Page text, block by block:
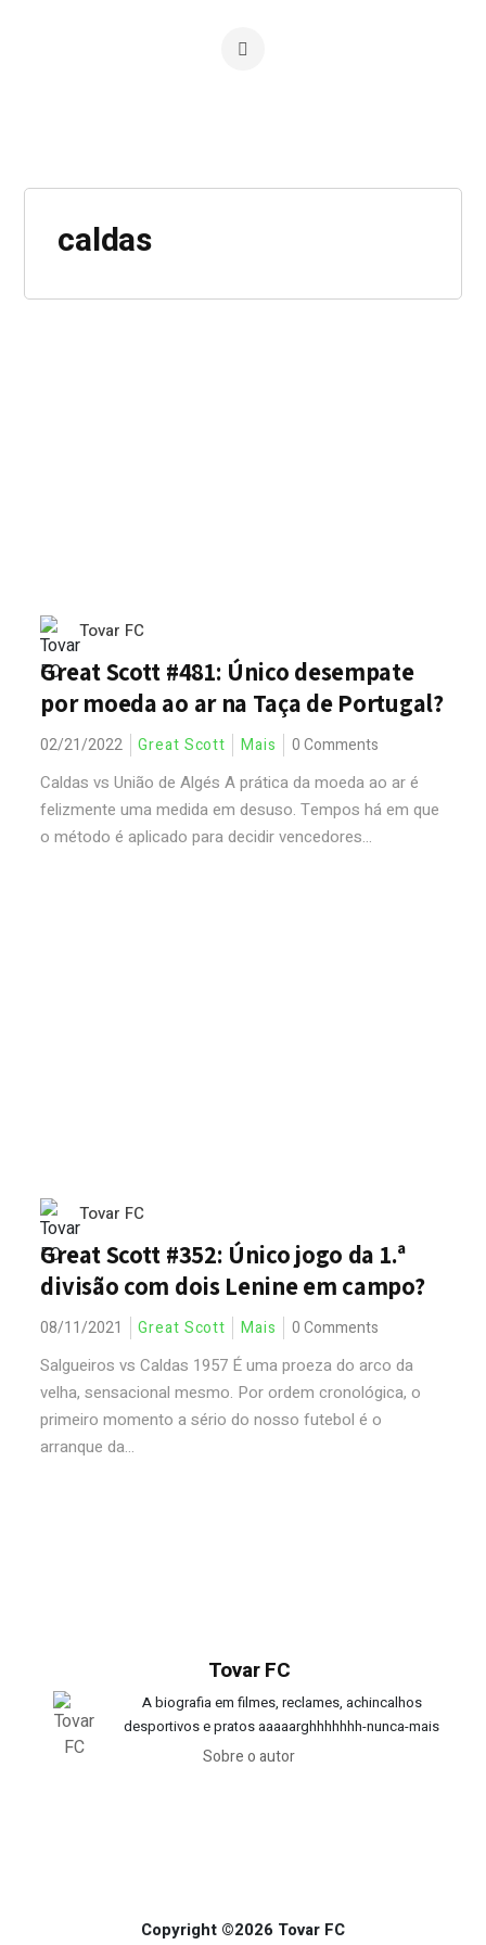
caldas
Tovar FC
Great Scott #481: Único desempate
por moeda ao ar na Taça de Portugal?
02/21/2022 Great Scott Mais 0 Comments
Caldas vs União de Algés A prática da moeda ao ar é
felizmente uma medida em desuso. Tempos há em que
o método é aplicado para decidir vencedores...
Tovar FC
Great Scott #352: Único jogo da 1.ª
divisão com dois Lenine em campo?
08/11/2021 Great Scott Mais 0 Comments
Salgueiros vs Caldas 1957 É uma proeza do arco da
velha, sensacional mesmo. Por ordem cronológica, o
primeiro momento a sério do nosso futebol é o
arranque da...
Tovar FC
A biografia em filmes, reclames, achincalhos
desportivos e pratos aaaaarghhhhhhh-nunca-mais
Sobre o autor
Copyright ©2026 Tovar FC